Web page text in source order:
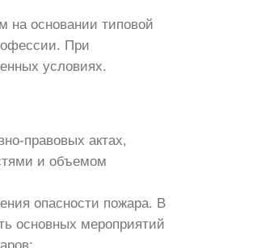
на основании типовой
При
условиях.
правовых актах,
и объемом
опасности пожара. В
основных мероприятий